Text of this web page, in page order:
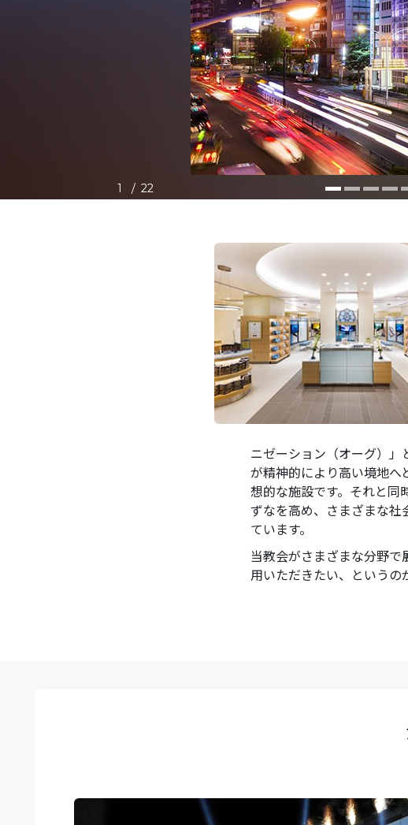
1 / 22
ニゼーション（オーグ）
が精神的により高い境地へ
想的な施設です。それと同
ずなを高め、さまざまな
ています。
当教会がさまざまな分野
用いただきたい、というの